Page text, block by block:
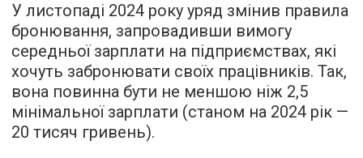
У листопаді 2024 року уряд змінив правила
бронювання, запровадивши вимогу
середньої зарплати на підприємствах, які
хочуть забронювати своїх працівників. Так,
вона повинна бути не меншою ніж 2,5
мінімальної зарплати (станом на 2024 рік —
20 тисяч гривень).